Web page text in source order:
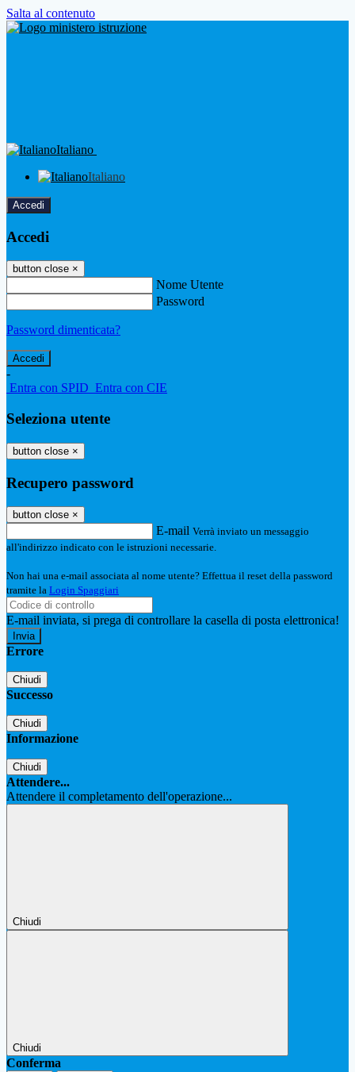
Salta al contenuto
Italiano
Italiano
Accedi
Accedi
button close ×
Nome Utente
Password
Password dimenticata?
-
Entra con SPID Entra con CIE
Seleziona utente
button close ×
Recupero password
button close ×
E-mail Verrà inviato un messaggio
all'indirizzo indicato con le istruzioni necessarie.
Non hai una e-mail associata al nome utente? Effettua il reset della password
tramite la Login Spaggiari
E-mail inviata, si prega di controllare la casella di posta elettronica!
Errore
Chiudi
Successo
Chiudi
Informazione
Chiudi
Attendere...
Attendere il completamento dell'operazione...
Chiudi
Chiudi
Conferma